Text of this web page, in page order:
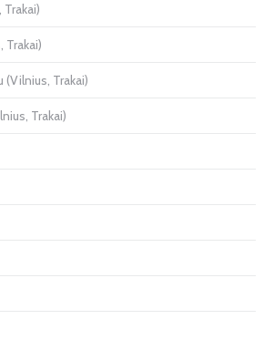
Trakai)
(Vilnius, Trakai)
Trakai)